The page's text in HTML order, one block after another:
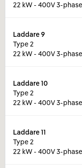
22 kW - 400V 3-
Laddare9
Type 2
22 kW - 400V 3-
Laddare10
Type 2
22 kW - 400V 3-
Laddare11
Type 2
22 kW - 400V 3-